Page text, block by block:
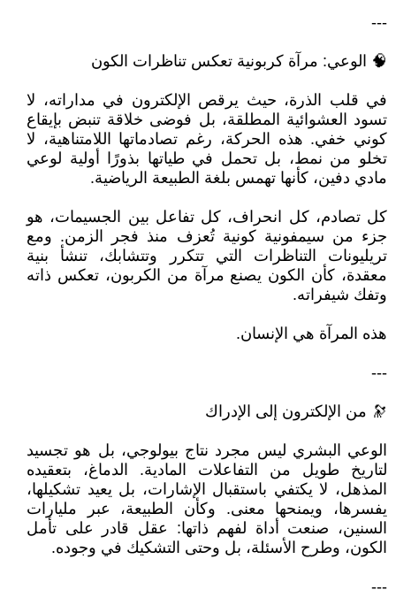
---
🧠 الوعي: مرآة كربونية تعكس تناظرات الكون
في قلب الذرة، حيث يرقص الإلكترون في مداراته، لا
تسود العشوائية المطلقة، بل فوضى خلاقة تنبض بإيقاع
كوني خفي. هذه الحركة، رغم تصادماتها اللامتناهية، لا
تخلو من نمط، بل تحمل في طياتها بذورًا أولية لوعي
مادي دفين، كأنها تهمس بلغة الطبيعة الرياضية.
كل تصادم، كل انحراف، كل تفاعل بين الجسيمات، هو
جزء من سيمفونية كونية تُعزف منذ فجر الزمن. ومع
تريليونات التناظرات التي تتكرر وتتشابك، تنشأ بنية
معقدة، كأن الكون يصنع مرآة من الكربون، تعكس ذاته
وتفك شيفراته.
هذه المرآة هي الإنسان.
---
🔭 من الإلكترون إلى الإدراك
الوعي البشري ليس مجرد نتاج بيولوجي، بل هو تجسيد
لتاريخ طويل من التفاعلات المادية. الدماغ، بتعقيده
المذهل، لا يكتفي باستقبال الإشارات، بل يعيد تشكيلها،
يفسرها، ويمنحها معنى. وكأن الطبيعة، عبر مليارات
السنين، صنعت أداة لفهم ذاتها: عقل قادر على تأمل
الكون، وطرح الأسئلة، بل وحتى التشكيك في وجوده.
---